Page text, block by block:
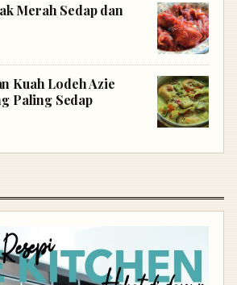
Merah Sedap dan
Kuah Lodeh Azie
Paling Sedap